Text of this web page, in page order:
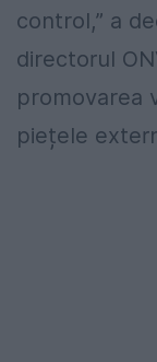
control,” a
directorul
promovarea
piețele